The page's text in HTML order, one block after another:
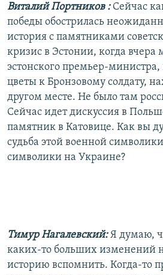
Виталий Портников : Сейчас
победы обострилась
история с памятниками
кризис в Эстонии, когда вчера
эстонского премьер-министра,
цветы к Бронзовому солдату,
другом месте. Не было там
Сейчас идет дискуссия в
памятник в Катовице. Как вы
судьба этой военной
символики на Украине?
Тимур Нагалевский: Я думаю,
каких-то больших изменений
историю вспомнить. Когда-то